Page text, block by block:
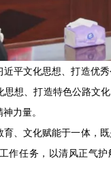
文化思想、打造优秀
想、打造特色公路文
力量。
文化赋能于一体，既
作任务，以清风正气